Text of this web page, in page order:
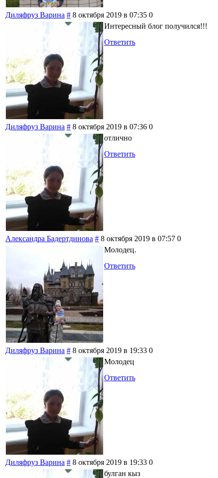
Диляфруз Варина # 8 октября 2019 в 07:35 0
Интересный блог получился!!!
Ответить
Диляфруз Варина # 8 октября 2019 в 07:36 0
отлично
Ответить
Александра Бадертдинова # 8 октября 2019 в 07:57 0
Молодец.
Ответить
Диляфруз Варина # 8 октября 2019 в 19:33 0
Молодец
Ответить
Диляфруз Варина # 8 октября 2019 в 19:33 0
булган кыз